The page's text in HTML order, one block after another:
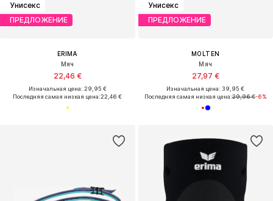
Унисекс
ПРЕДЛОЖЕНИЕ
ERIMA
Мяч
22,46 €
Изначальная цена: 29,95 €
Последняя самая низкая цена:22,46 €
Унисекс
ПРЕДЛОЖЕНИЕ
MOLTEN
Мяч
27,97 €
Изначальная цена: 39,95 €
Последняя самая низкая цена:29,96 €-6%